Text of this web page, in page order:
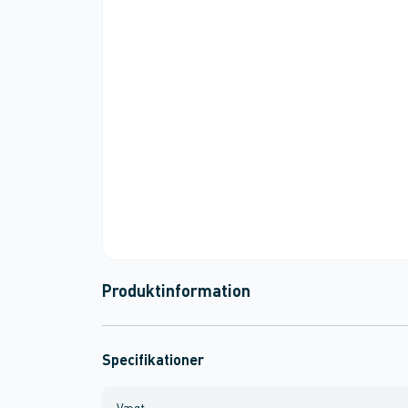
Produktinformation
Specifikationer